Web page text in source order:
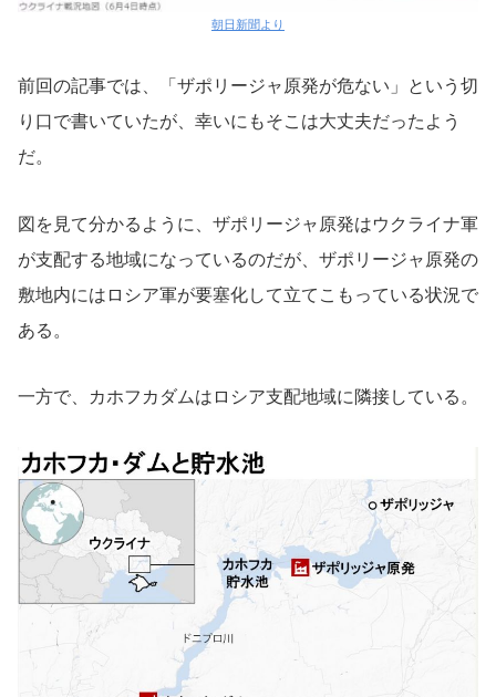
朝日新聞より
前回の記事では、「ザポリージャ原発が危ない」という切
り口で書いていたが、幸いにもそこは大丈夫だったよう
だ。
図を見て分かるように、ザポリージャ原発はウクライナ軍
が支配する地域になっているのだが、ザポリージャ原発の
敷地内にはロシア軍が要塞化して立てこもっている状況で
ある。
一方で、カホフカダムはロシア支配地域に隣接している。